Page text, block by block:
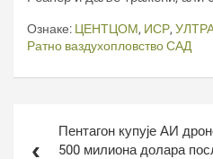
Ознаке: ЦЕНТЦОМ, ИСР,
Ратно ваздухопловство САД
чланкаПентагон купује АИ
500 милиона долара